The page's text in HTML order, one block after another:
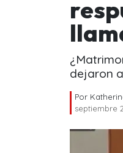
dejaron
Por
septiembre